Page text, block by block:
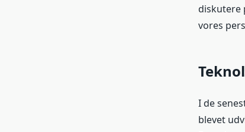
diskutere
vores
I de
blevet